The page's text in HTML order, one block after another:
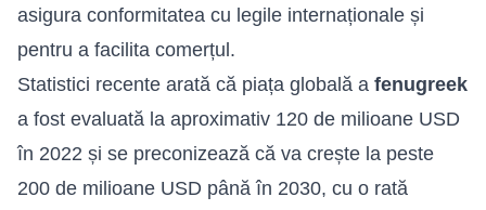
asigura conformitatea cu legile internaționale și
pentru a facilita comerțul.
Statistici recente arată că piața globală a fenugreek
a fost evaluată la aproximativ 120 de milioane USD
în 2022 și se preconizează că va crește la peste
200 de milioane USD până în 2030, cu o rată